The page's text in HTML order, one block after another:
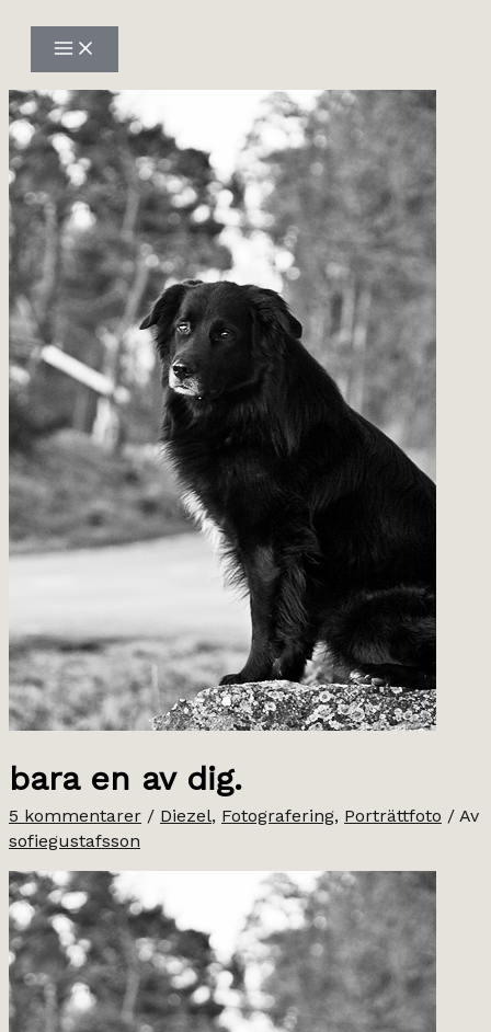
innehåll
bara en av dig.
5 kommentarer / Diezel, Fotografering, Porträttfoto / Av
sofiegustafsson